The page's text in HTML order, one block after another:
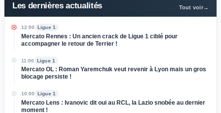
Les dernières actualités Tout voir→
12:00 Ligue 1
Mercato Rennes : Un ancien crack de Ligue 1 ciblé pour
accompagner le retour de Terrier !
11:00 Ligue 1
Mercato OL : Roman Yaremchuk veut revenir à Lyon mais un gros
blocage persiste !
10:00 Ligue 1
Mercato Lens : Ivanovic dit oui au RCL, la Lazio snobée au dernier
moment !